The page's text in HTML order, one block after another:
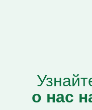
о нас